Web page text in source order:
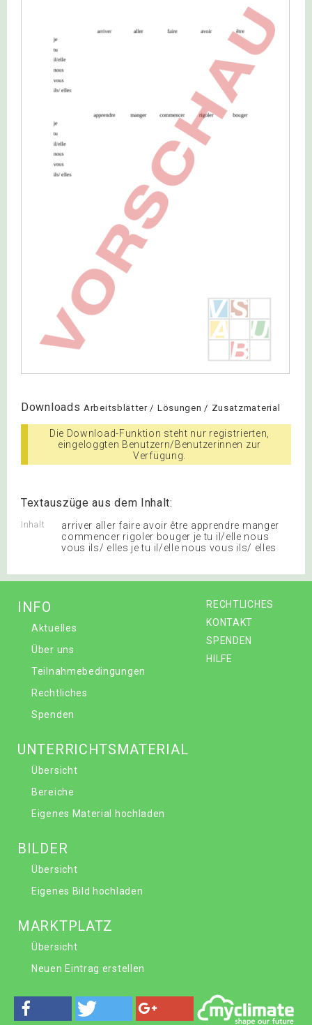
Downloads Arbeitsblätter / Lösungen / Zusatzmaterial
Die Download-Funktion steht nur registrierten,
eingeloggten Benutzern/Benutzerinnen zur
Verfügung.
Textauszüge aus dem Inhalt:
Inhalt
arriver aller faire avoir être apprendre manger
commencer rigoler bouger je tu il/elle nous
vous ils/ elles je tu il/elle nous vous ils/ elles
RECHTLICHES
KONTAKT
SPENDEN
HILFE
INFO
Aktuelles
Über uns
Teilnahmebedingungen
Rechtliches
Spenden
UNTERRICHTSMATERIAL
Übersicht
Bereiche
Eigenes Material hochladen
BILDER
Übersicht
Eigenes Bild hochladen
MARKTPLATZ
Übersicht
Neuen Eintrag erstellen